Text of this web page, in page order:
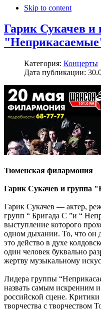
Skip to content
Гарик Сукачев и
Категория: Концерты
Дата публикации:
Тюменская филармония
Гарик Сукачев и группа
Гарик Сукачев — актер,
групп “ Бригада С ”и “
выступление которого
одном дыхании. То, что он
это действо в духе
один человек буквально
жертву музыкальному
Лидера группы
назвать самым искренним
российской сцене.
творчества с творчеством